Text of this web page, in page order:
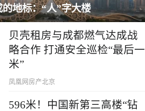
飘窗竟然能变身全屋C位 都
贝壳租房与成都燃气达成战
略合作 打通安全巡检“最后一
米”
凤凰网房产北京
596米！中国新第三高楼“钻